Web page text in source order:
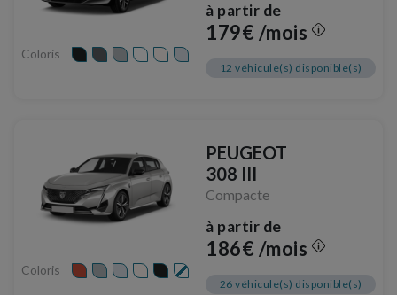
Coloris
à partir de
179€ /mois
12 véhicule(s) disponible(s)
Coloris
PEUGEOT
308 III
Compacte
à partir de
186€ /mois
26 véhicule(s) disponible(s)